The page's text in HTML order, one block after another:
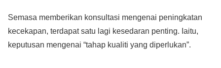
Semasa memberikan konsultasi mengenai peningkatan
kecekapan, terdapat satu lagi kesedaran penting. Iaitu,
keputusan mengenai “tahap kualiti yang diperlukan”.